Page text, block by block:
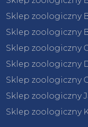
Sklep zoologiczny
Sklep zoologiczny
Sklep zoologiczny
Sklep zoologiczny
Sklep zoologiczny
Sklep zoologiczny
Sklep zoologiczny